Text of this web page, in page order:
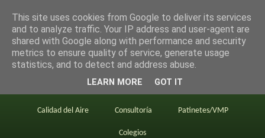
en bici por madrid
Este blog BiciMAD Primeros consejos
Calidad del Aire Consultoría Patinetes/VMP
Colegios
This site uses cookies from Google to deliver its services
and to analyze traffic. Your IP address and user-agent are
shared with Google along with performance and security
metrics to ensure quality of service, generate usage
statistics, and to detect and address abuse.
LEARN MORE GOT IT